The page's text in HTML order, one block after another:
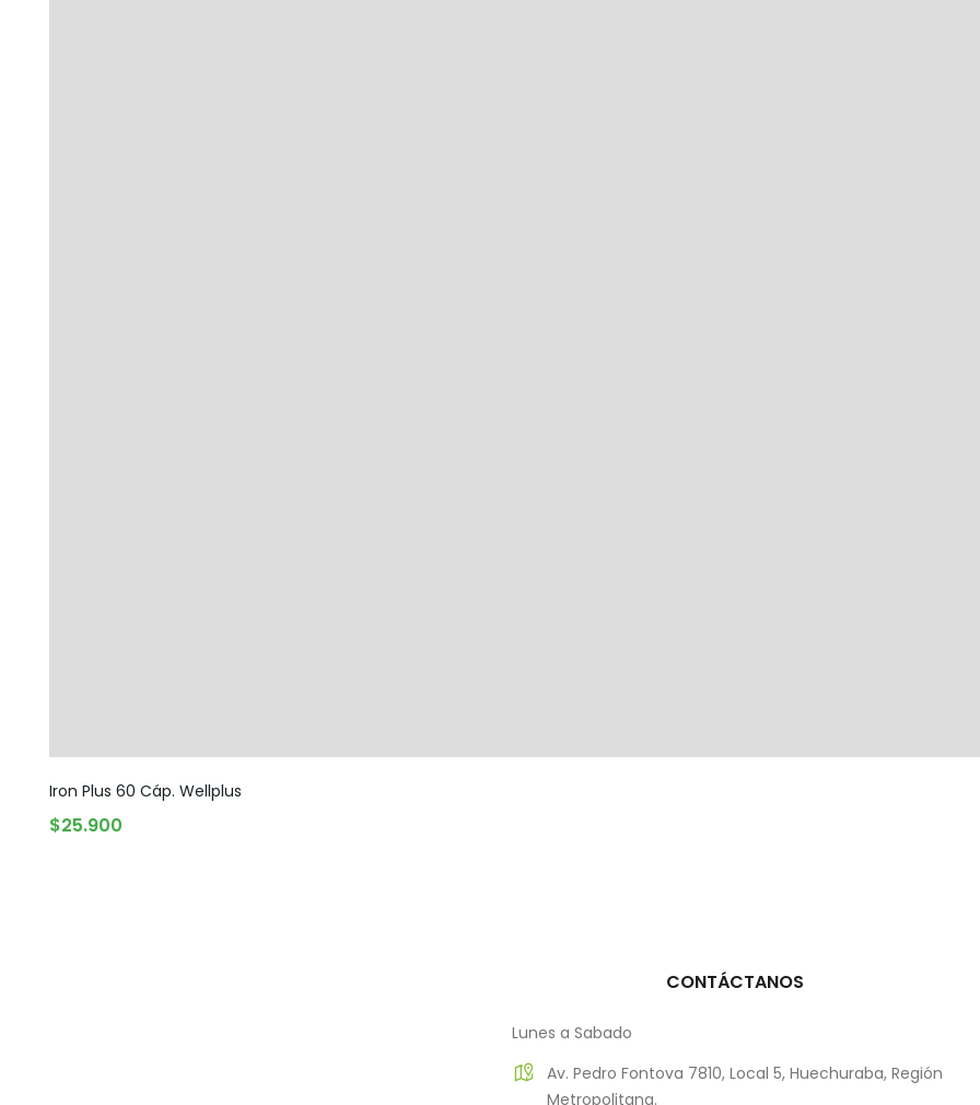
Iron Plus 60 Cáp. Wellplus
$25.900
AGREGAR AL CARRITO
CONTÁCTANOS
Lunes a Sabado
Av. Pedro Fontova 7810, Local 5, Huechuraba, Región
Metropolitana.